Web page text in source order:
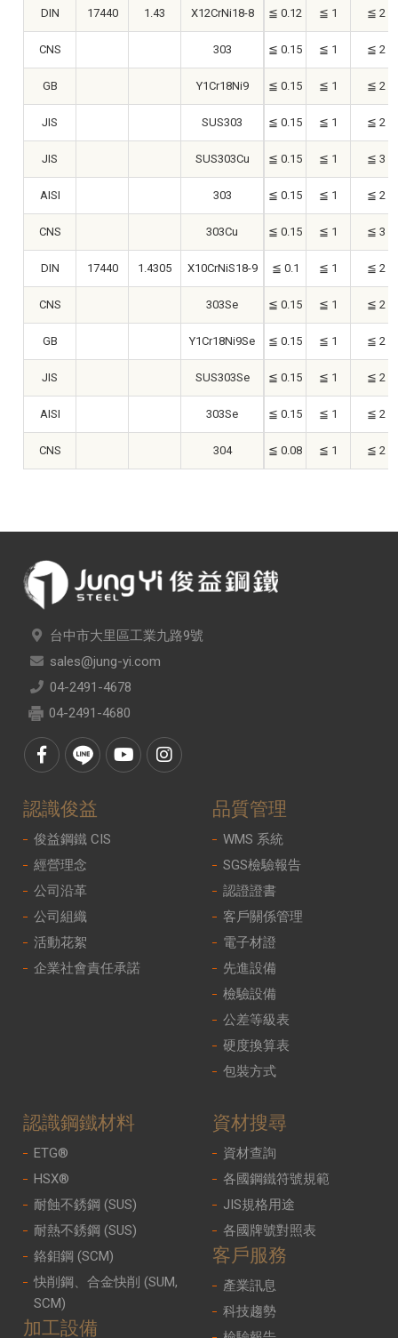
DIN 17440 1.43 X12CrNi18-8
CNS 303
GB Y1Cr18Ni9
JIS SUS303
JIS SUS303Cu
AISI 303
CNS 303Cu
DIN 17440 1.4305 X10CrNiS18-9
CNS 303Se
GB Y1Cr18Ni9Se
JIS SUS303Se
AISI 303Se
CNS 304
≦ 0.12 ≦ 1 ≦ 2
≦ 0.15 ≦ 1 ≦ 2
≦ 0.15 ≦ 1 ≦ 2
≦ 0.15 ≦ 1 ≦ 2
≦ 0.15 ≦ 1 ≦ 3
≦ 0.15 ≦ 1 ≦ 2
≦ 0.15 ≦ 1 ≦ 3
≦ 0.1 ≦ 1 ≦ 2
≦ 0.15 ≦ 1 ≦ 2
≦ 0.15 ≦ 1 ≦ 2
≦ 0.15 ≦ 1 ≦ 2
≦ 0.15 ≦ 1 ≦ 2
≦ 0.08 ≦ 1 ≦ 2
台中市大里區工業九路9號
sales@jung-yi.com
04-2491-4678
04-2491-4680
認識俊益
俊益鋼鐵 CIS
經營理念
公司沿革
公司組織
活動花絮
企業社會責任承諾
品質管理
WMS 系統
SGS檢驗報告
認證證書
客戶關係管理
電子材證
先進設備
檢驗設備
公差等級表
硬度換算表
包裝方式
認識鋼鐵材料
ETG®
HSX®
耐蝕不銹鋼 (SUS)
耐熱不銹鋼 (SUS)
鉻鉬鋼 (SCM)
快削鋼、合金快削 (SUM,
SCM)
加工設備
資材搜尋
資材查詢
各國鋼鐵符號規範
JIS規格用途
各國牌號對照表
客戶服務
產業訊息
科技趨勢